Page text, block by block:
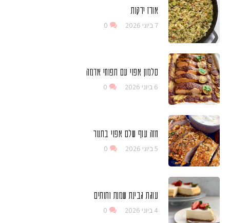
אורז ירקות
7 ביוני 2026 0
סלמון אפוי עם תפוחי אדמה
6 ביוני 2026 0
חזה עוף שלם אפוי בתנור
5 ביוני 2026 0
עוגת גבינת שמנת ותותים
4 ביוני 2026 0